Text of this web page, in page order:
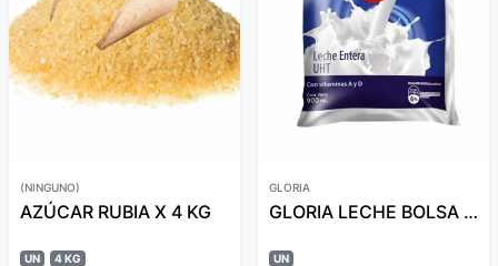
(NINGUNO)
AZÚCAR RUBIA X 4 KG
UN 4 KG
GLORIA
GLORIA LECHE BOLSA AZUL 900 ML
UN